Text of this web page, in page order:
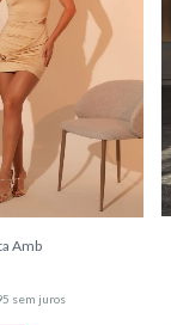
Amb
sem juros